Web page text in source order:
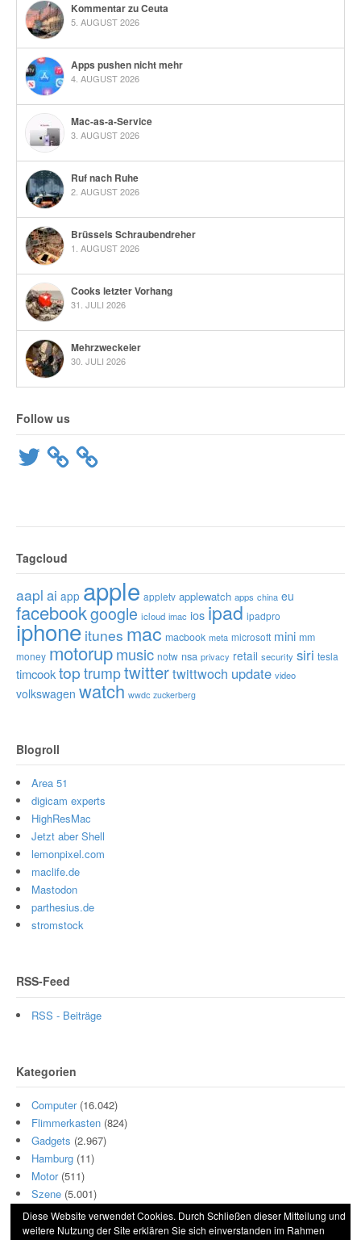
Kommentar zu Ceuta
5. AUGUST 2026
Apps pushen nicht mehr
4. AUGUST 2026
Mac-as-a-Service
3. AUGUST 2026
Ruf nach Ruhe
2. AUGUST 2026
Brüssels Schraubendreher
1. AUGUST 2026
Cooks letzter Vorhang
31. JULI 2026
Mehrzweckeier
30. JULI 2026
Follow us
Twitter
Tagcloud
aapl ai app apple appletv applewatch apps china eu
facebookgoogle icloud imac ios ipad ipadpro
iphone itunes mac macbook meta microsoft mini mm
money motorupmusic notw nsa privacy retail security siri tesla
timcooktop trumptwittertwittwoch update video
volkswagen watch wwdc zuckerberg
Blogroll
Area 51
digicam experts
HighResMac
Jetzt aber Shell
lemonpixel.com
maclife.de
Mastodon
parthesius.de
stromstock
RSS-Feed
RSS - Beiträge
Kategorien
Computer(16.042)
Flimmerkasten (824)
Gadgets (2.967)
Hamburg (11)
Motor(511)
Szene (5.001)
Diese Website verwendet Cookies. Durch Schließen dieser Mitteilung und
weitere Nutzung der Site erklären Sie sich einverstanden im Rahmen